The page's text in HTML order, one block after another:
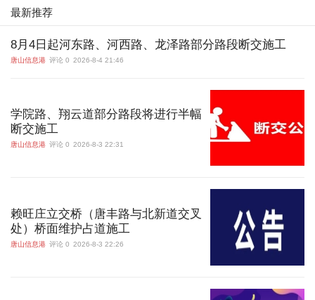
最新推荐
8月4日起河东路、河西路、龙泽路部分路段断交施工
唐山信息港 评论 0 2026-8-4 21:46
学院路、翔云道部分路段将进行半幅
断交施工
唐山信息港 评论 0 2026-8-3 22:31
赖旺庄立交桥（唐丰路与北新道交叉
处）桥面维护占道施工
唐山信息港 评论 0 2026-8-3 22:26